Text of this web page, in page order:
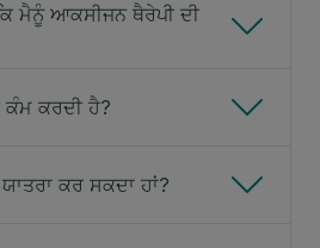
ਮੈਨੂੰ ਆਕਸੀਜਨ ਥੈਰੇਪੀ ਦੀ
ਕਰਦੀ ਹੈ?
ਕਰ ਸਕਦਾ ਹਾਂ?